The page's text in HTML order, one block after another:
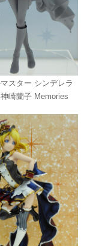
マスター シンデレラ
崎蘭子 Memories